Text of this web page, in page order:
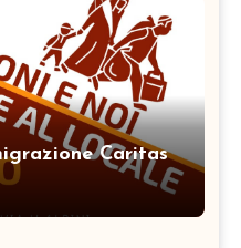
Caritas